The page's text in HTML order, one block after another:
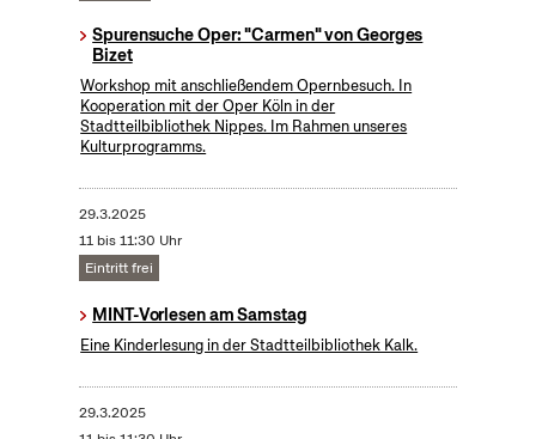
Spurensuche Oper: "Carmen" von Georges
Bizet
Workshop mit anschließendem Opernbesuch. In
Kooperation mit der Oper Köln in der
Stadtteilbibliothek Nippes. Im Rahmen unseres
Kulturprogramms.
29.3.2025
11 bis 11:30 Uhr
Eintritt frei
MINT-Vorlesen am Samstag
Eine Kinderlesung in der Stadtteilbibliothek Kalk.
29.3.2025